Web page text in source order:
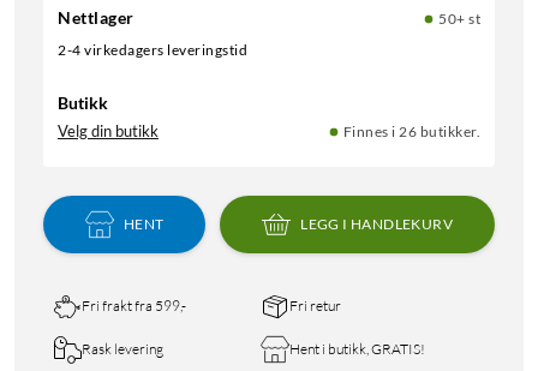
Nettlager
50+ st
2-4 virkedagers leveringstid
Butikk
Velg din butikk Finnes i 26 butikker.
HENT LEGG I HANDLEKURV
Fri frakt fra 599,- Fri retur
Rask levering Hent i butikk, GRATIS!